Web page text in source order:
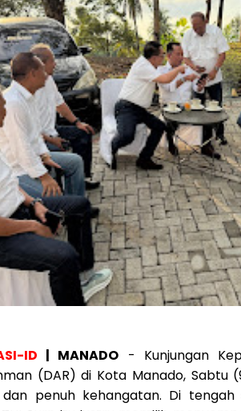
ID | MANADO - Kunjungan
(DAR) di Kota Manado, Sabtu
penuh kehangatan. Di